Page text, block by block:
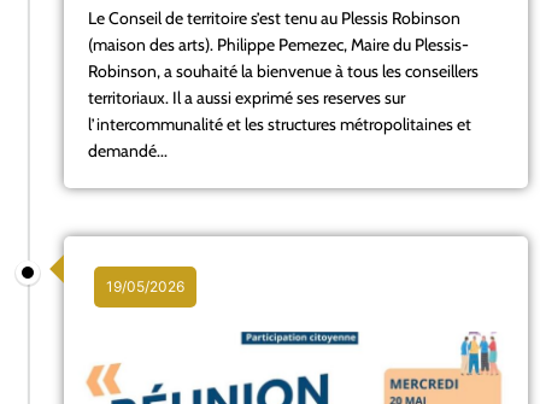
Le Conseil de territoire s’est tenu au Plessis Robinson
(maison des arts). Philippe Pemezec, Maire du Plessis-
Robinson, a souhaité la bienvenue à tous les conseillers
territoriaux. Il a aussi exprimé ses reserves sur
l’intercommunalité et les structures métropolitaines et
demandé...
19/05/2026